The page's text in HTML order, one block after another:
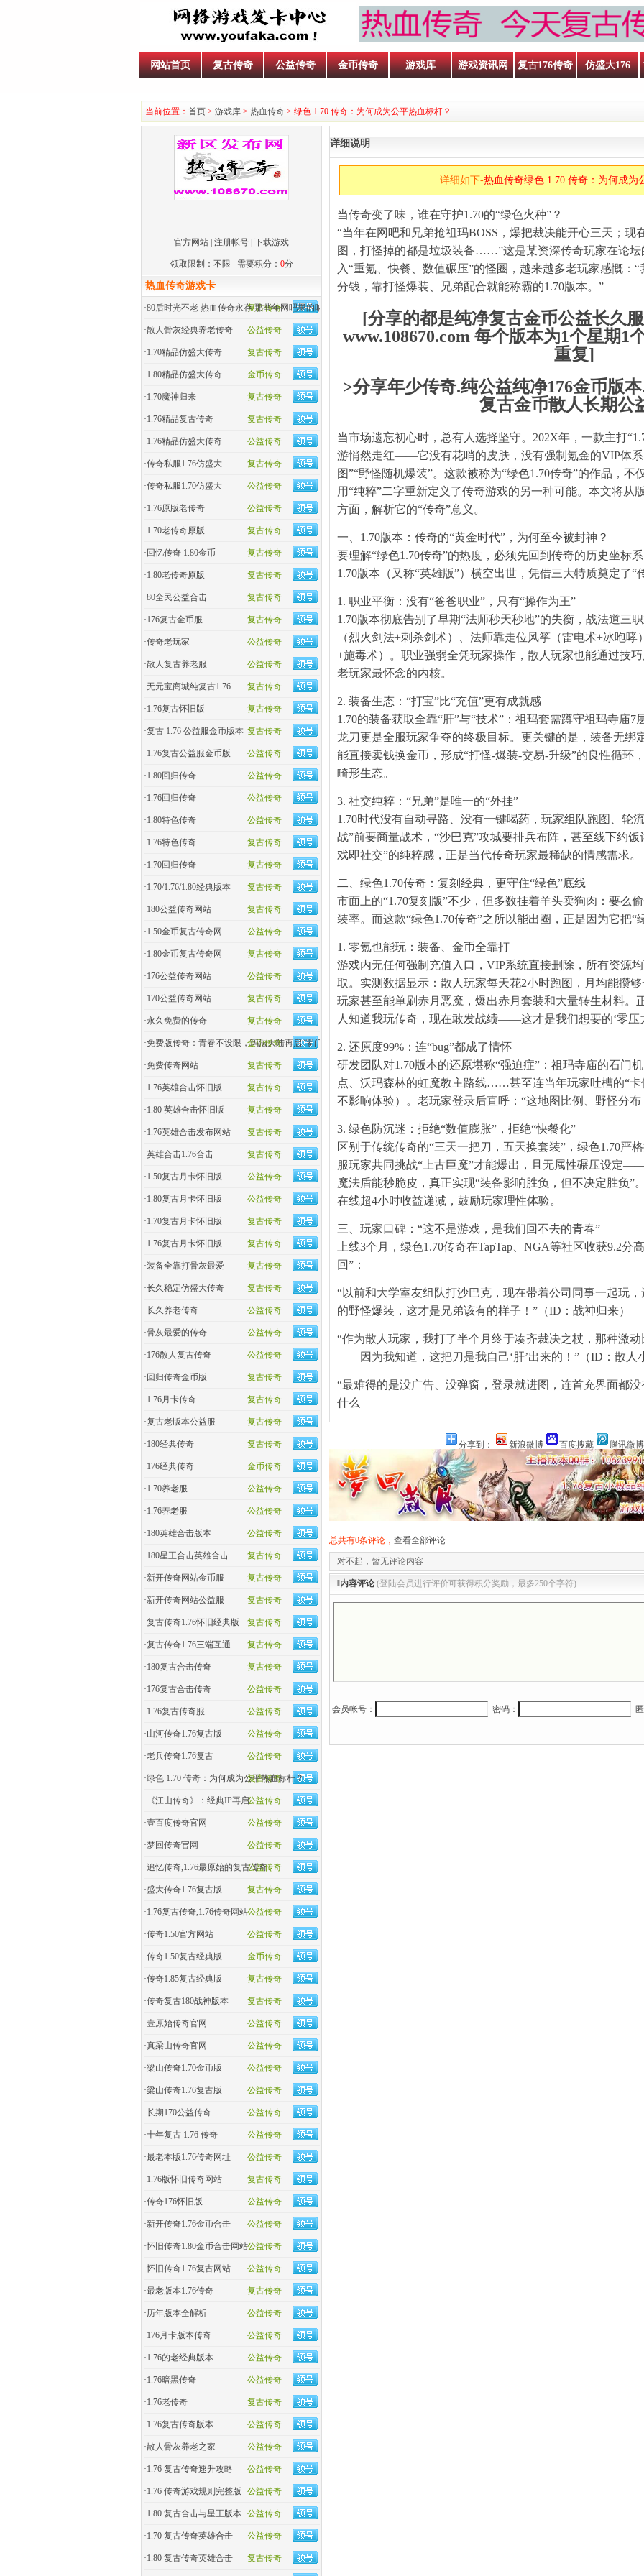
网站首页 复古传奇 公益传奇 金币传奇 游戏库 游戏资讯网 复古176传奇 仿盛大176
当前位置： 首页 > 游戏库 > 热血传奇 > 绿色 1.70 传奇：为何成为公平热血标杆？
官方网站 注册帐号 下载游戏
领取限制：不限 需要积分： 0分
热血传奇游戏卡
复古传奇
·80后时光不老 热血传奇永存 那些年网吧里的呐喊
公益传奇
·散人骨灰经典养老传奇
复古传奇
·1.70精品仿盛大传奇
金币传奇
·1.80精品仿盛大传奇
复古传奇
·1.70魔神归来
复古传奇
·1.76精品复古传奇
公益传奇
·1.76精品仿盛大传奇
复古传奇
·传奇私服1.76仿盛大
公益传奇
·传奇私服1.70仿盛大
公益传奇
·1.76原版老传奇
复古传奇
·1.70老传奇原版
复古传奇
· 回忆传奇 1.80金币
复古传奇
·1.80老传奇原版
复古传奇
·80全民公益合击
复古传奇
·176复古金币服
公益传奇
·传奇老玩家
公益传奇
·散人复古养老服
复古传奇
·无元宝商城纯复古1.76
复古传奇
·1.76复古怀旧版
复古传奇
·复古 1.76 公益服金币版本
公益传奇
·1.76复古公益服金币版
公益传奇
·1.80回归传奇
公益传奇
·1.76回归传奇
公益传奇
·1.80特色传奇
复古传奇
·1.76特色传奇
复古传奇
·1.70回归传奇
复古传奇
·1.70/1.76/1.80经典版本
复古传奇
·180公益传奇网站
公益传奇
·1.50金币复古传奇网
复古传奇
·1.80金币复古传奇网
公益传奇
·176公益传奇网站
复古传奇
·170公益传奇网站
复古传奇
·永久免费的传奇
金币传奇
·免费版传奇：青春不设限，玛法大陆再启“零门槛”热血
复古传奇
·免费传奇网站
复古传奇
·1.76英雄合击怀旧版
复古传奇
·1.80 英雄合击怀旧版
复古传奇
·1.76英雄合击发布网站
复古传奇
·英雄合击1.76合击
公益传奇
·1.50复古月卡怀旧版
公益传奇
·1.80复古月卡怀旧版
复古传奇
·1.70复古月卡怀旧版
复古传奇
·1.76复古月卡怀旧版
复古传奇
·装备全靠打骨灰最爱
复古传奇
·长久稳定仿盛大传奇
公益传奇
·长久养老传奇
公益传奇
·骨灰最爱的传奇
公益传奇
·176散人复古传奇
复古传奇
· 回归传奇金币版
复古传奇
·1.76月卡传奇
复古传奇
·复古老版本公益服
复古传奇
·180经典传奇
金币传奇
·176经典传奇
公益传奇
·1.70养老服
公益传奇
·1.76养老服
公益传奇
·180英雄合击版本
复古传奇
·180星王合击英雄合击
复古传奇
·新开传奇网站金币服
复古传奇
·新开传奇网站公益服
复古传奇
·复古传奇1.76怀旧经典版
复古传奇
·复古传奇1.76三端互通
复古传奇
·180复古合击传奇
公益传奇
·176复古合击传奇
公益传奇
·1.76复古传奇服
公益传奇
·山河传奇1.76复古版
公益传奇
·老兵传奇1.76复古
复古传奇
·绿色 1.70 传奇：为何成为公平热血标杆？
公益传奇
· 《江山传奇》：经典IP再启
公益传奇
·壹百度传奇官网
公益传奇
·梦回传奇官网
公益传奇
·追忆传奇,1.76最原始的复古传奇
复古传奇
·盛大传奇1.76复古版
公益传奇
·1.76复古传奇,1.76传奇网站
公益传奇
·传奇1.50官方网站
金币传奇
·传奇1.50复古经典版
复古传奇
·传奇1.85复古经典版
复古传奇
·传奇复古180战神版本
公益传奇
·壹原始传奇官网
公益传奇
·真梁山传奇官网
公益传奇
·梁山传奇1.70金币版
公益传奇
·梁山传奇1.76复古版
公益传奇
·长期170公益传奇
公益传奇
·十年复古 1.76 传奇
公益传奇
·最老本版1.76传奇网址
复古传奇
·1.76版怀旧传奇网站
公益传奇
·传奇176怀旧版
公益传奇
·新开传奇1.76金币合击
公益传奇
·怀旧传奇1.80金币合击网站
公益传奇
·怀旧传奇1.76复古网站
复古传奇
·最老版本1.76传奇
公益传奇
·历年版本全解析
公益传奇
·176月卡版本传奇
公益传奇
·1.76的老经典版本
公益传奇
·1.76暗黑传奇
复古传奇
·1.76老传奇
公益传奇
·1.76复古传奇版本
公益传奇
·散人骨灰养老之家
公益传奇
·1.76 复古传奇速升攻略
公益传奇
·1.76 传奇游戏规则完整版
公益传奇
·1.80 复古合击与星王版本
公益传奇
·1.70 复古传奇英雄合击
复古传奇
·1.80 复古传奇英雄合击
详细说明
详细如下-热血传奇绿色 1.70 传奇：为何成为
当传奇变了味，谁在守护1.70的“绿色火种”？
“当年在网吧和兄弟抢祖玛BOSS，爆把裁决能开心三天；现
图，打怪掉的都是垃圾装备……”这是某资深传奇玩家在论
入“重氪、快餐、数值碾压”的怪圈，越来越多老玩家感慨：
分钱，靠打怪爆装、兄弟配合就能称霸的1.70版本。”
[分享的都是纯净复古金币公益长久
www.108670.com 每个版本为1个星期1
重复]
>分享年少传奇.纯公益纯净176金币版
复古金币散人长期公
当市场遗忘初心时，总有人选择坚守。202X年，一款主打
游悄然走红——它没有花哨的皮肤，没有强制氪金的VIP体
图”“野怪随机爆装”。这款被称为“绿色1.70传奇”的作品，
用“纯粹”二字重新定义了传奇游戏的另一种可能。本文将从
方面，解析它的“传奇”意义。
一、1.70版本：传奇的“黄金时代”，为何至今被封神？
要理解“绿色1.70传奇”的热度，必须先回到传奇的历史坐标
1.70版本（又称“英雄版”）横空出世，凭借三大特质奠定了“
1. 职业平衡：没有“爸爸职业”，只有“操作为王”
1.70版本彻底告别了早期“法师秒天秒地”的失衡，战法道三
（烈火剑法+刺杀剑术）、法师靠走位风筝（雷电术+冰咆
+施毒术）。职业强弱全凭玩家操作，散人玩家也能通过技
老玩家最怀念的内核。
2. 装备生态：“打宝”比“充值”更有成就感
1.70的装备获取全靠“肝”与“技术”：祖玛套需蹲守祖玛寺庙
龙刀更是全服玩家争夺的终极目标。更关键的是，装备无绑
能直接卖钱换金币，形成“打怪-爆装-交易-升级”的良性循环
畸形生态。
3. 社交纯粹：“兄弟”是唯一的“外挂”
1.70时代没有自动寻路、没有一键喝药，玩家组队跑图、轮
战”前要商量战术，“沙巴克”攻城要排兵布阵，甚至线下约
戏即社交”的纯粹感，正是当代传奇玩家最稀缺的情感需求。
二、绿色1.70传奇：复刻经典，更守住“绿色”底线
市面上的“1.70复刻版”不少，但多数挂着羊头卖狗肉：要么
装率。而这款“绿色1.70传奇”之所以能出圈，正是因为它把“
1. 零氪也能玩：装备、金币全靠打
游戏内无任何强制充值入口，VIP系统直接删除，所有资源
取。实测数据显示：散人玩家每天花2小时跑图，月均能攒
玩家甚至能单刷赤月恶魔，爆出赤月套装和大量转生材料。
人知道我玩传奇，现在敢发战绩——这才是我们想要的‘零压
2. 还原度99%：连“bug”都成了情怀
研发团队对1.70版本的还原堪称“强迫症”：祖玛寺庙的石门
点、沃玛森林的虹魔教主路线……甚至连当年玩家吐槽的“卡
不影响体验）。老玩家登录后直呼：“这地图比例、野怪分
3. 绿色防沉迷：拒绝“数值膨胀”，拒绝“快餐化”
区别于传统传奇的“三天一把刀，五天换套装”，绿色1.70严
服玩家共同挑战“上古巨魔”才能爆出，且无属性碾压设定
魔法盾能秒脆皮，真正实现“装备影响胜负，但不决定胜负”
在线超4小时收益递减，鼓励玩家理性体验。
三、玩家口碑：“这不是游戏，是我们回不去的青春”
上线3个月，绿色1.70传奇在TapTap、NGA等社区收获9.2分
回”：
“以前和大学室友组队打沙巴克，现在带着公司同事一起玩
的野怪爆装，这才是兄弟该有的样子！”（ID：战神归来）
“作为散人玩家，我打了半个月终于凑齐裁决之杖，那种激
——因为我知道，这把刀是我自己‘肝’出来的！”（ID：散人
“最难得的是没广告、没弹窗，登录就进图，连首充界面都
什么
分享到： 新浪微博 百度搜藏 腾讯微博
总共有0条评论， 查看全部评论
对不起，暂无评论内容
‖内容评论 (登陆会员进行评价可获得积分奖励，最多250个字符)
会员帐号： 密码：